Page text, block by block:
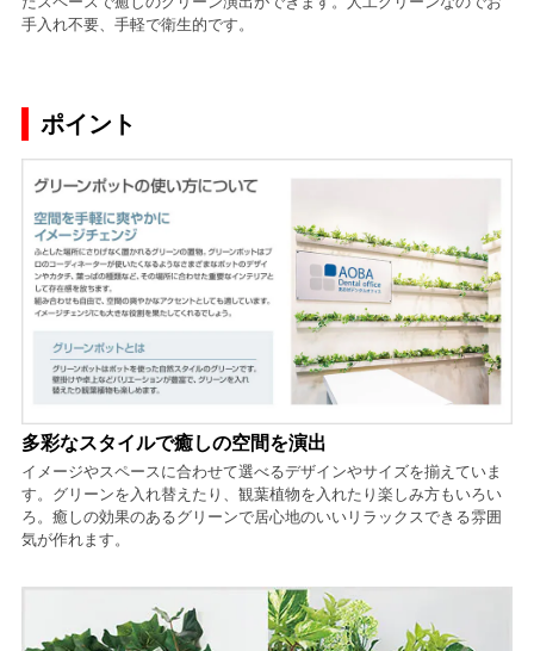
手入れ不要、手軽で衛生的です。
ポイント
多彩なスタイルで癒しの空間を演出
イメージやスペースに合わせて選べるデザインやサイズを揃えていま
す。グリーンを入れ替えたり、観葉植物を入れたり楽しみ方もいろい
ろ。癒しの効果のあるグリーンで居心地のいいリラックスできる雰囲
気が作れます。